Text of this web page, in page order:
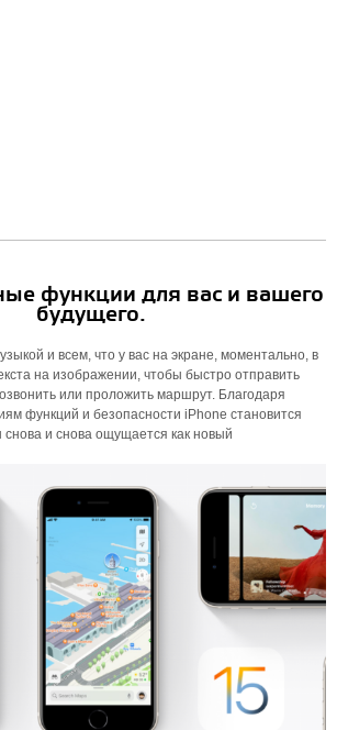
функции для вас и вашего
будущего.
и всем, что у вас на экране, моментально, в
на изображении, чтобы быстро отправить
или проложить маршрут. Благодаря
функций и безопасности iPhone становится
и снова ощущается как новый